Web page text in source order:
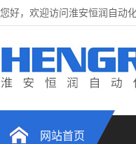
您好，欢迎访问淮安恒润自动
网站首页